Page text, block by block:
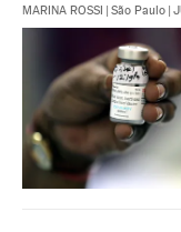
MARINA ROSSI São Paulo